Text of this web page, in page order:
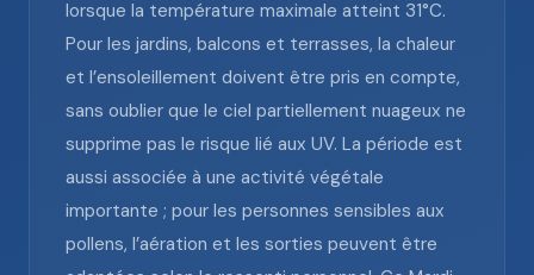
lorsque la température maximale atteint 31°C.
Pour les jardins, balcons et terrasses, la chaleur
et l’ensoleillement doivent être pris en compte,
sans oublier que le ciel partiellement nuageux ne
supprime pas le risque lié aux UV. La période est
aussi associée à une activité végétale
importante ; pour les personnes sensibles aux
pollens, l’aération et les sorties peuvent être